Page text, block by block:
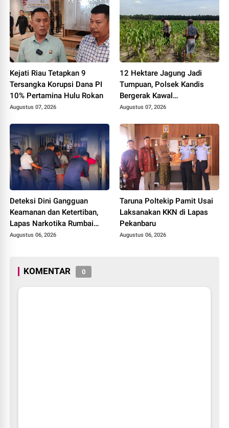
Kejati Riau Tetapkan 9
Tersangka Korupsi Dana PI
10% Pertamina Hulu Rokan
Augustus 07, 2026
12 Hektare Jagung Jadi
Tumpuan, Polsek Kandis
Bergerak Kawal
Swasembada Pangan
Augustus 07, 2026
Deteksi Dini Gangguan
Keamanan dan Ketertiban,
Lapas Narkotika Rumbai
Gelar Razia Rutin Blok
Augustus 06, 2026
Taruna Poltekip Pamit Usai
Laksanakan KKN di Lapas
Pekanbaru
Augustus 06, 2026
KOMENTAR 0